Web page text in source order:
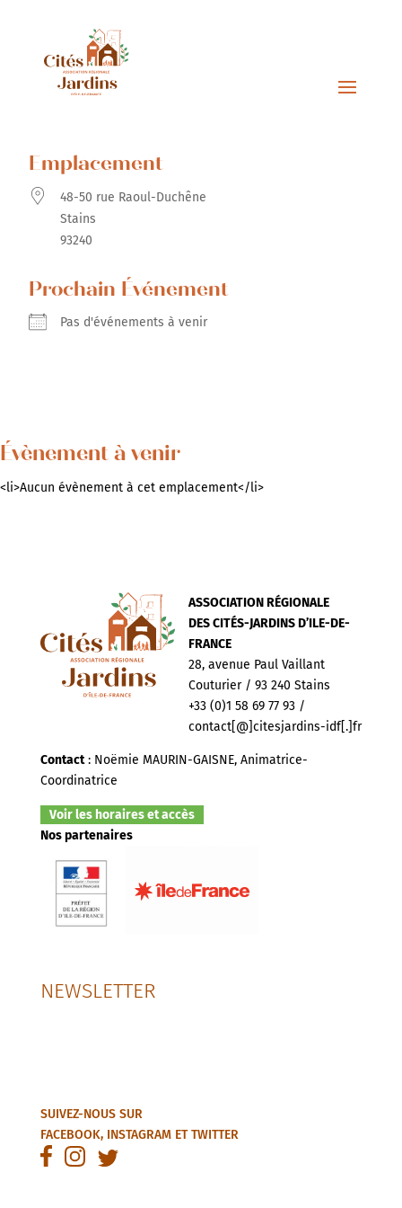
Emplacement
48-50 rue Raoul-Duchêne
Stains
93240
Prochain Événement
Pas d'événements à venir
Évènement à venir
<li>Aucun évènement à cet emplacement</li>
ASSOCIATION RÉGIONALE
DES CITÉS-JARDINS D’ILE-DE-
FRANCE
28, avenue Paul Vaillant
Couturier / 93 240 Stains
+33 (0)1 58 69 77 93 /
contact[@]citesjardins-idf[.]fr
Contact: Noëmie MAURIN-GAISNE, Animatrice-
Coordinatrice
Voir les horaires et accès
Nos partenaires
NEWSLETTER
SUIVEZ-NOUS SUR
FACEBOOK, INSTAGRAMETTWITTER